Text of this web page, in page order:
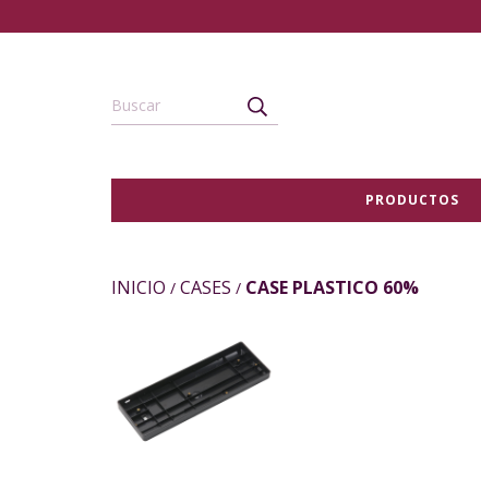
PRODUCTOS
INICIO / CASES / CASE PLASTICO 60%